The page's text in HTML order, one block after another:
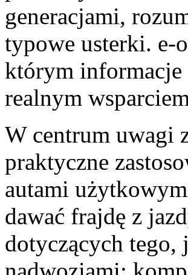
generacjami,
typowe usterki. e-
którym informacje
realnym
W centrum uwagi
praktyczne
autami
dawać frajdę z
dotyczących